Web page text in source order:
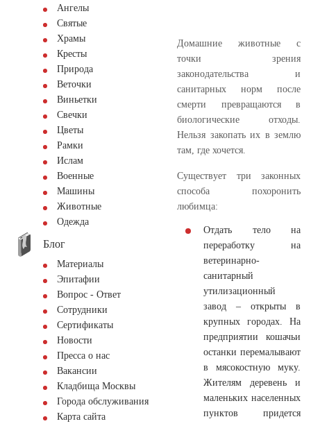
Ангелы
Святые
Храмы
Кресты
Природа
Веточки
Виньетки
Свечки
Цветы
Рамки
Ислам
Военные
Машины
Животные
Одежда
Блог
Материалы
Эпитафии
Вопрос - Ответ
Сотрудники
Сертификаты
Новости
Пресса о нас
Вакансии
Кладбища Москвы
Города обслуживания
Карта сайта
Домашние животные с
точки зрения
законодательства и
санитарных норм после
смерти превращаются в
биологические отходы.
Нельзя закопать их в землю
там, где хочется.
Существует три законных
способа похоронить
любимца:
Отдать тело на
переработку на
ветеринарно-
санитарный
утилизационный
завод – открыты в
крупных городах. На
предприятии кошачьи
останки перемалывают
в мясокостную муку.
Жителям деревень и
маленьких населенных
пунктов придется